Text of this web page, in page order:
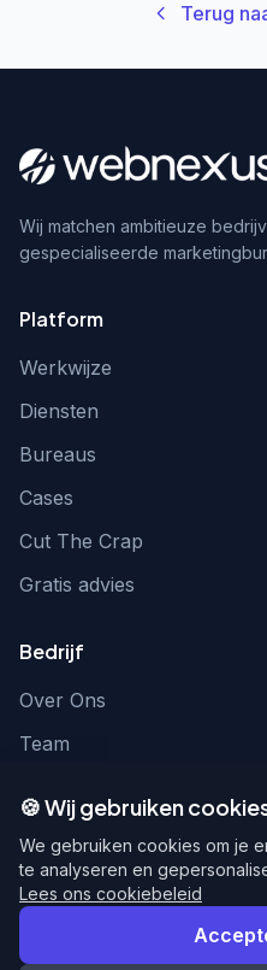
Terug
Wij matchen ambitieuze
gespecialiseerde
Platform
Werkwijze
Diensten
Bureaus
Cases
Cut The Crap
Gratis advies
Bedrijf
Over Ons
Team
🍪 Wij gebruiken
We gebruiken cookies om je
te analyseren en
Lees ons cookiebeleid